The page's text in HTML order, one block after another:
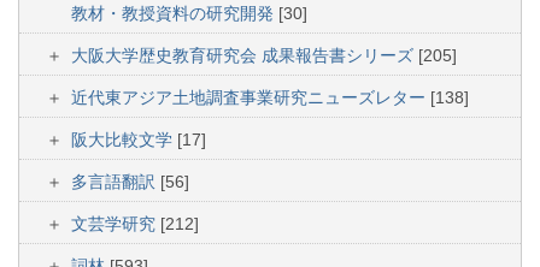
教材・教授資料の研究開発 [30]
大阪大学歴史教育研究会 成果報告書シリーズ [205]
近代東アジア土地調査事業研究ニューズレター [138]
阪大比較文学 [17]
多言語翻訳 [56]
文芸学研究 [212]